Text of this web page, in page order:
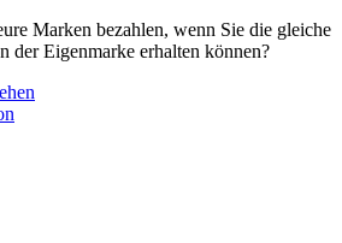
Marken bezahlen, wenn Sie die gleiche
der Eigenmarke erhalten können?